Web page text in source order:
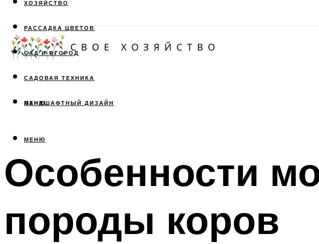
ХОЗЯЙСТВО
РАССАДКА ЦВЕТОВ
САД И ОГОРОД
САДОВАЯ ТЕХНИКА
ЛАНДШАФТНЫЙ ДИЗАЙН
МЕНЮ
МЕНЮ
Особенности
породы коров